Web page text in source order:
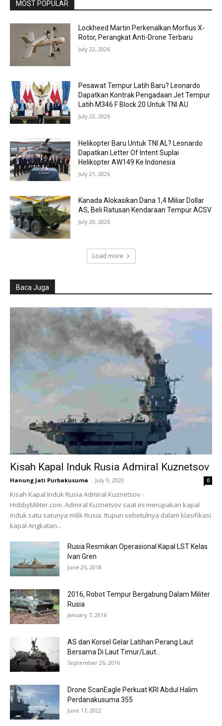
MOST POPULAR
Lockheed Martin Perkenalkan Morfius X-
Rotor, Perangkat Anti-Drone Terbaru
July 22, 2026
Pesawat Tempur Latih Baru? Leonardo
Dapatkan Kontrak Pengadaan Jet Tempur
Latih M346 F Block 20 Untuk TNI AU
July 22, 2026
Helikopter Baru Untuk TNI AL? Leonardo
Dapatkan Letter Of Intent Suplai
Helikopter AW149 Ke Indonesia
July 21, 2026
Kanada Alokasikan Dana 1,4 Miliar Dollar
AS, Beli Ratusan Kendaraan Tempur ACSV
July 20, 2026
Load more
Baca Juga
Kisah Kapal Induk Rusia Admiral Kuznetsov
Hanung Jati Purbakusuma - July 9, 2020 0
Kisah Kapal Induk Rusia Admiral Kuznetsov -
HobbyMiliter.com. Admiral Kuznetsov saat ini merupakan kapal
induk satu satunya milik Rusia. Itupun sebetulnya dalam klasifikasi
kapal Angkatan...
Rusia Resmikan Operasional Kapal LST Kelas
Ivan Gren
June 25, 2018
2016, Robot Tempur Bergabung Dalam Militer
Rusia
January 7, 2016
AS dan Korsel Gelar Latihan Perang Laut
Bersama Di Laut Timur/Laut...
September 26, 2016
Drone ScanEagle Perkuat KRI Abdul Halim
Perdanakusuma 355
June 17, 2022